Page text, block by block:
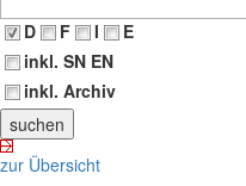
D
F I
E
inkl. SN EN
inkl. Archiv
zur Übersicht